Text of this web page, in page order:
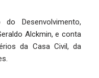
Desenvolvimento,
Alckmin, e conta
da Casa Civil, da